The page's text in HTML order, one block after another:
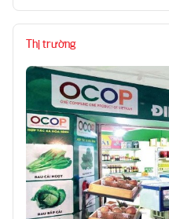
Thị trường